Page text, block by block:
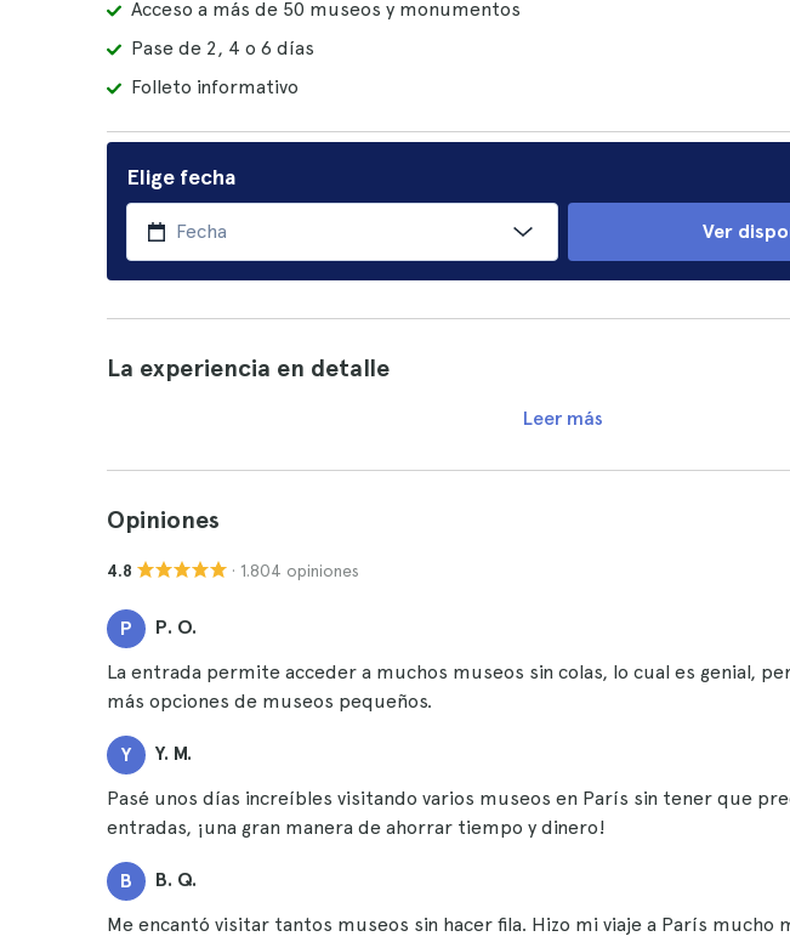
Acceso a más de 50 museos y monumentos
Pase de 2, 4 o 6 días
Folleto informativo
Elige fecha
Ver
La experiencia en detalle
Leer más
Opiniones
4.8 · 1.804 opiniones
P P. O.
La entrada permite acceder a muchos museos sin colas, lo cual es genial,
más opciones de museos pequeños.
Y Y. M.
Pasé unos días increíbles visitando varios museos en París sin tener que
entradas, ¡una gran manera de ahorrar tiempo y dinero!
B B. Q.
Me encantó visitar tantos museos sin hacer fila. Hizo mi viaje a París mucho